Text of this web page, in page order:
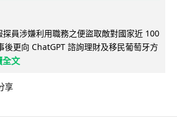
探員涉嫌利用職務之便盜取敵對國家近 100
後更向 ChatGPT 諮詢理財及移民葡萄牙方
全文
享